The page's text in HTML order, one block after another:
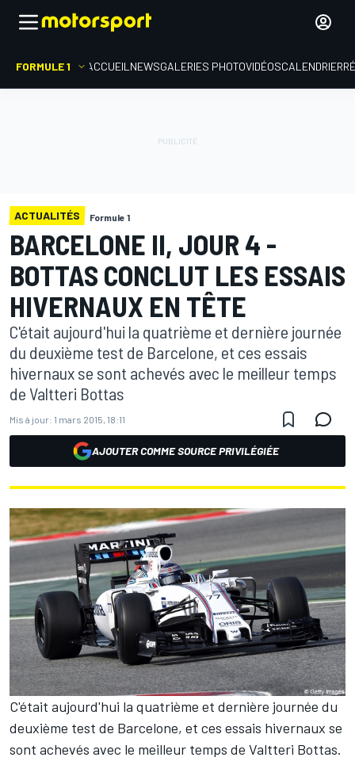
FORMULE 1 ACCUEIL NEWSGALERIES PHOTOVIDÉOSCALENDRIER
ACTUALITÉS Formule 1
BARCELONE II, JOUR 4 -
BOTTAS CONCLUT LES ESSAIS
HIVERNAUX EN TÊTE
C'était aujourd'hui la quatrième et dernière journée
du deuxième test de Barcelone, et ces essais
hivernaux se sont achevés avec le meilleur temps
de Valtteri Bottas
Mis à jour: 1 mars 2015, 18:11
AJOUTER COMME SOURCE PRIVILÉGIÉE
C'était aujourd'hui la quatrième et dernière journée du
deuxième test de Barcelone, et ces essais hivernaux se
sont achevés avec le meilleur temps de Valtteri Bottas.